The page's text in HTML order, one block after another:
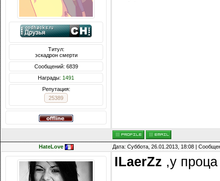
Титул:
эскадрон смерти
Сообщений: 6839
Награды: 1491
Репутация:
25389
HateLove Дата: Суббота, 26.01.2013, 18:08 |
ILaerZz ,у